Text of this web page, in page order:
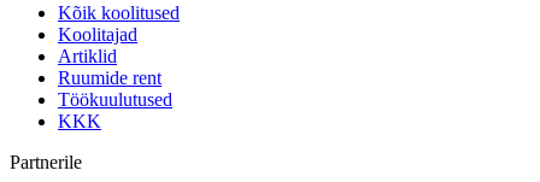
Kõik koolitused
Koolitajad
Artiklid
Ruumide rent
Töökuulutused
KKK
Partnerile